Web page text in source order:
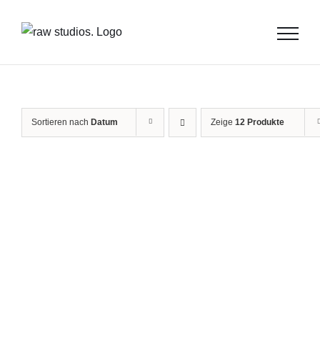
Inhalt
Sortieren nach Datum Zeige 12 Produkte